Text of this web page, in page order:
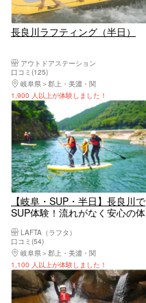
長良川ラフティング（半日）
アウトドアステーション
口コミ(125)
岐阜県
郡上・美濃・関
1,900 人以上が体験しました！
【岐阜・SUP・半日】長良川で
SUP体験！流れがなく安心の体
LAFTA（ラフタ）
口コミ(54)
岐阜県
郡上・美濃・関
1,100 人以上が体験しました！